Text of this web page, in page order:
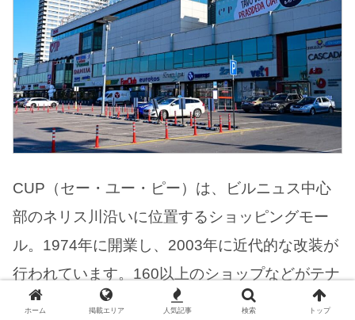
CUP（セー・ユー・ピー）は、ビルニュス中心
部のネリス川沿いに位置するショッピングモー
ル。1974年に開業し、2003年に近代的な改装が
行われています。160以上のショップなどがテナ
ントとして入っており、ファッション、雑貨、
ホーム 掲載エリア 人気記事 検索 トップ